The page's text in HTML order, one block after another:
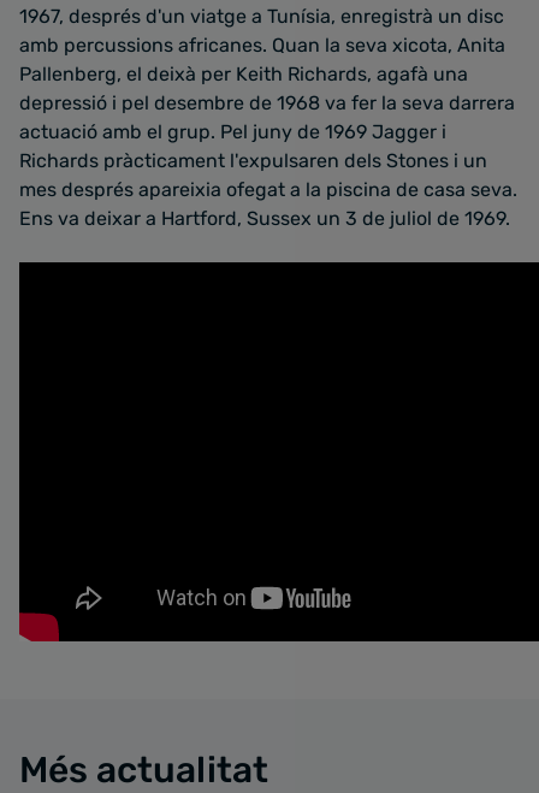
1967, després d'un viatge a Tunísia, enregistrà un disc
amb percussions africanes. Quan la seva xicota, Anita
Pallenberg, el deixà per Keith Richards, agafà una
depressió i pel desembre de 1968 va fer la seva darrera
actuació amb el grup. Pel juny de 1969 Jagger i
Richards pràcticament l'expulsaren dels Stones i un
mes després apareixia ofegat a la piscina de casa seva.
Ens va deixar a Hartford, Sussex un 3 de juliol de 1969.
Més actualitat